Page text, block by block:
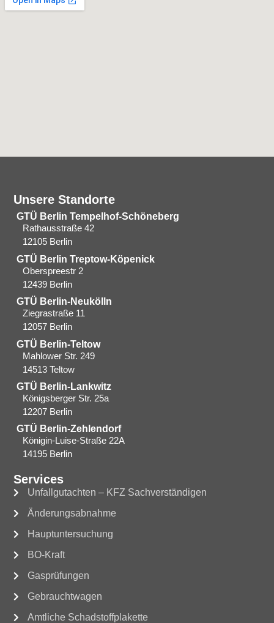
Unsere Standorte
GTÜ Berlin Tempelhof-Schöneberg
Rathausstraße 42
12105 Berlin
GTÜ Berlin Treptow-Köpenick
Oberspreestr 2
12439 Berlin​
GTÜ Berlin-Neukölln
Ziegrastraße 11
12057 Berlin
GTÜ Berlin-Teltow
Mahlower Str. 249
14513 Teltow
GTÜ Berlin-Lankwitz
Königsberger Str. 25a
12207 Berlin
GTÜ Berlin-Zehlendorf
Königin-Luise-Straße 22A
14195 Berlin
Services
Unfallgutachten – KFZ Sachverständigen
Änderungsabnahme
Hauptuntersuchung
BO-Kraft
Gasprüfungen
Gebrauchtwagen
Amtliche Schadstoffplakette